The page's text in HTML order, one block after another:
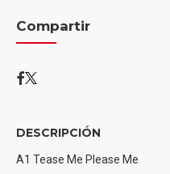
Compartir
DESCRIPCIÓN
A1 Tease Me Please Me